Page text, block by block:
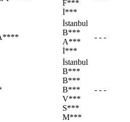
F***
İ***
İstanbul
B***
A***
İ***
- - -
İstanbul
B***
B***
B***
V***
S***
M***
- - -